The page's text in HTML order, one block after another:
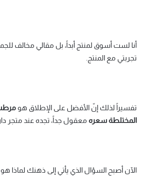
أنا لست أسوق لمنتج أبداً، بل مقالي مخالف
تجربتي مع المنتج.
تفسيراً لذلك إنّ الأفضل على الإطلاق هو
المختلطة سعره معقول جداً، تجده عند متجر دار
الآن أصبح السؤال الذي يأتي إلى ذهنك لماذا